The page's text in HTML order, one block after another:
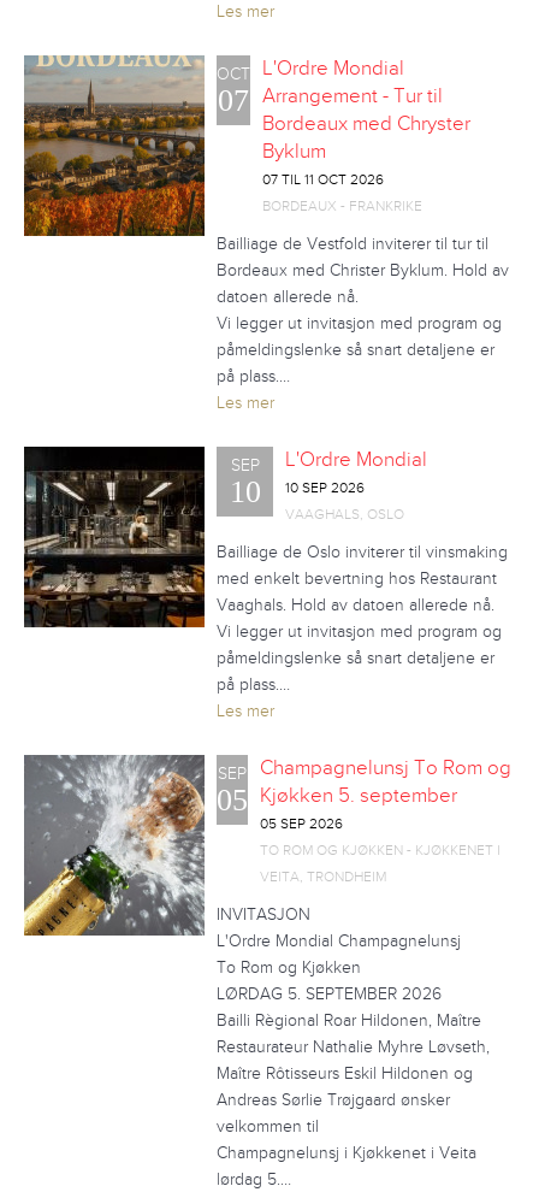
Les mer
OCT
07
L'Ordre Mondial
Arrangement - Tur til
Bordeaux med Chryster
Byklum
07 TIL 11 OCT 2026
BORDEAUX - FRANKRIKE
Bailliage de Vestfold inviterer til tur til
Bordeaux med Christer Byklum. Hold av
datoen allerede nå.
Vi legger ut invitasjon med program og
påmeldingslenke så snart detaljene er
på plass.…
Les mer
SEP
10
L'Ordre Mondial
10 SEP 2026
VAAGHALS, OSLO
Bailliage de Oslo inviterer til vinsmaking
med enkelt bevertning hos Restaurant
Vaaghals. Hold av datoen allerede nå.
Vi legger ut invitasjon med program og
påmeldingslenke så snart detaljene er
på plass.…
Les mer
SEP
05
Champagnelunsj To Rom og
Kjøkken 5. september
05 SEP 2026
TO ROM OG KJØKKEN - KJØKKENET I
VEITA, TRONDHEIM
INVITASJON
L'Ordre Mondial Champagnelunsj
To Rom og Kjøkken
LØRDAG 5. SEPTEMBER 2026
Bailli Règional Roar Hildonen, Maître
Restaurateur Nathalie Myhre Løvseth,
Maître Rôtisseurs Eskil Hildonen og
Andreas Sørlie Trøjgaard ønsker
velkommen til
Champagnelunsj i Kjøkkenet i Veita
lørdag 5.…